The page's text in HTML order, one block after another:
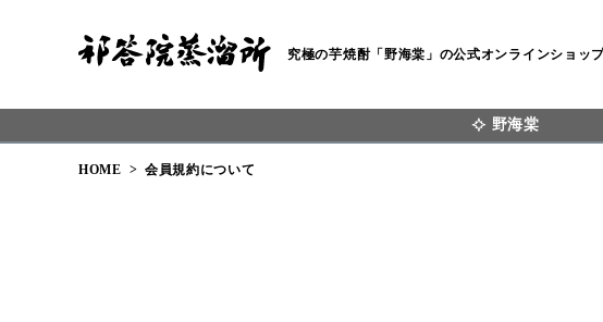
究極の芋焼酎「野海棠」の公式オンラインショッ
野海棠
HOME 会員規約について